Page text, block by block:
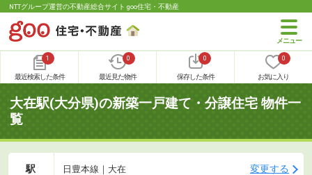
NTTグループ運営の不動産総合サイト goo住宅・不動産
1
最近検索した条件
0
最近見た物件
0
保存した条件
0
お気に入り
大在駅(大分県)の新築一戸建て・分譲住宅 物件一
覧
駅 日豊本線｜大在 変更する